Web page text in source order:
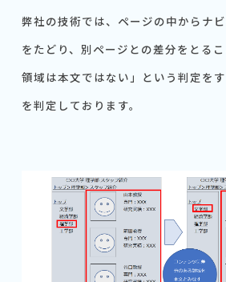
弊社の技術では、ページの中からナ
をたどり、別ページとの差分をとる
領域は本文ではない」という判定を
を判定しております。